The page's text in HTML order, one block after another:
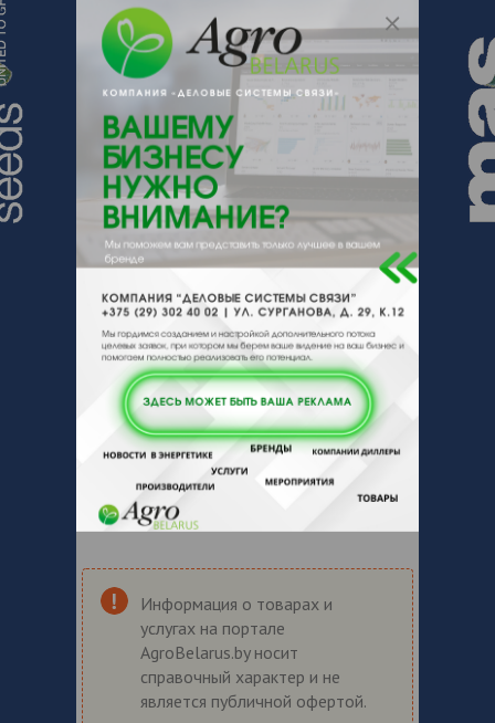
Информация о товарах и
услугах на портале
AgroBelarus.by носит
справочный характер и не
является публичной офертой.